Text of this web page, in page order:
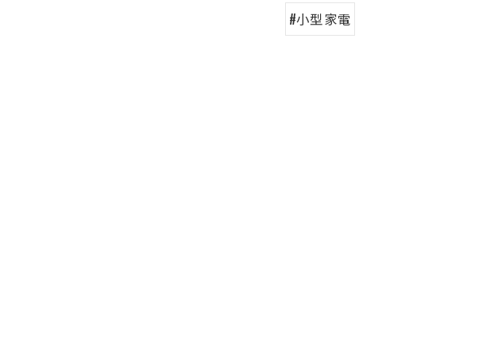
#小型家電